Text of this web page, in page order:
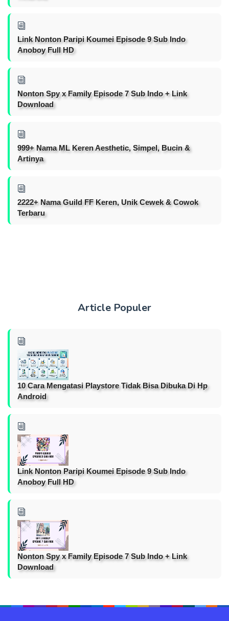
Link Nonton Paripi Koumei Episode 9 Sub Indo
Anoboy Full HD
Nonton Spy x Family Episode 7 Sub Indo + Link
Download
999+ Nama ML Keren Aesthetic, Simpel, Bucin &
Artinya
2222+ Nama Guild FF Keren, Unik Cewek & Cowok
Terbaru
Article Populer
10 Cara Mengatasi Playstore Tidak Bisa Dibuka Di Hp
Android
Link Nonton Paripi Koumei Episode 9 Sub Indo
Anoboy Full HD
Nonton Spy x Family Episode 7 Sub Indo + Link
Download